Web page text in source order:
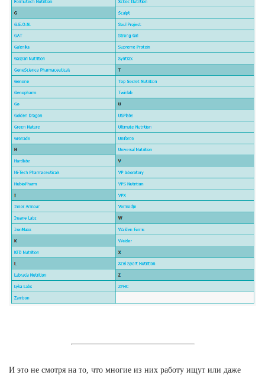
И это не смотря на то, что многие из них работу ищут или даже